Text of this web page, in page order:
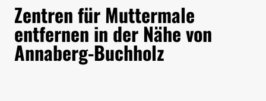
Zentren für Muttermale
entfernen in der Nähe von
Annaberg-Buchholz